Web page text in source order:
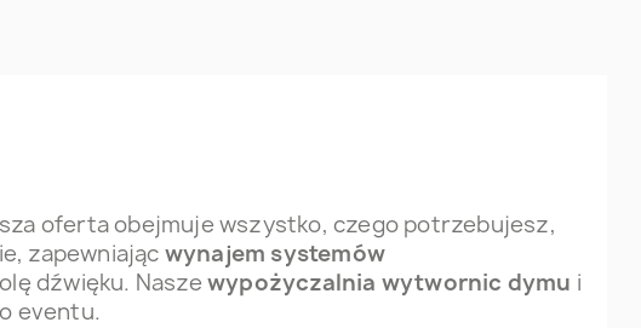
oferta obejmuje wszystko, czego potrzebujesz,
zapewniając wynajem systemów
dźwięku. Naszewypożyczalnia wytwornic dymu i
eventu.